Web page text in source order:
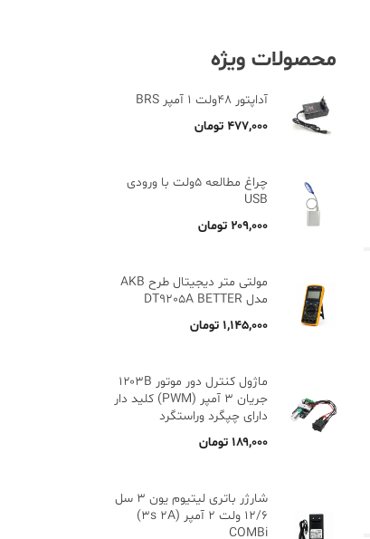
محصولات ویژه
آداپتور 48ولت 1 آمپر BRS
۴۷۷,۰۰۰ تومان
چراغ مطالعه 5ولت با ورودی
USB
۲۰۹,۰۰۰ تومان
مولتی متر دیجیتال طرح AKB
مدل DT9205A BETTER
۱,۱۴۵,۰۰۰ تومان
ماژول کنترل دور موتور ۱۲۰۳B
جریان ۳ آمپر (PWM) کلید دار
دارای چپگرد وراستگرد
۱۸۹,۰۰۰ تومان
شارژر باتری لیتیوم یون 3 سل
12/6 ولت 2 آمپر (3s 2A)
COMBi